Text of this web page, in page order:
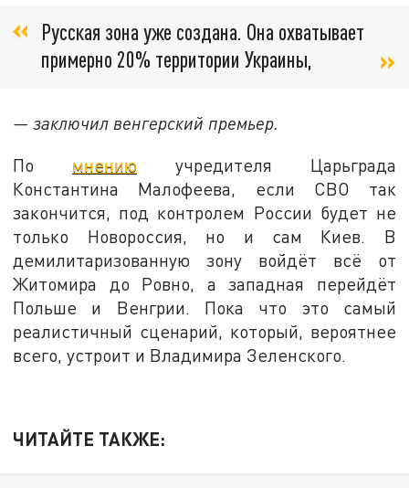
Русская зона уже создана. Она охватывает
примерно 20% территории Украины,
— заключил венгерский премьер.
По мнению учредителя Царьграда
Константина Малофеева, если СВО так
закончится, под контролем России будет не
только Новороссия, но и сам Киев. В
демилитаризованную зону войдёт всё от
Житомира до Ровно, а западная перейдёт
Польше и Венгрии. Пока что это самый
реалистичный сценарий, который, вероятнее
всего, устроит и Владимира Зеленского.
ЧИТАЙТЕ ТАКЖЕ: